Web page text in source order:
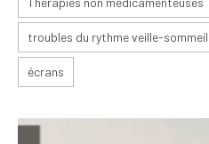
troubles du rythme veille-sommeil
écrans